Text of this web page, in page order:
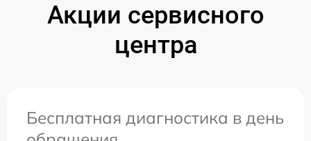
Акции сервисного
центра
Бесплатная диагностика в день